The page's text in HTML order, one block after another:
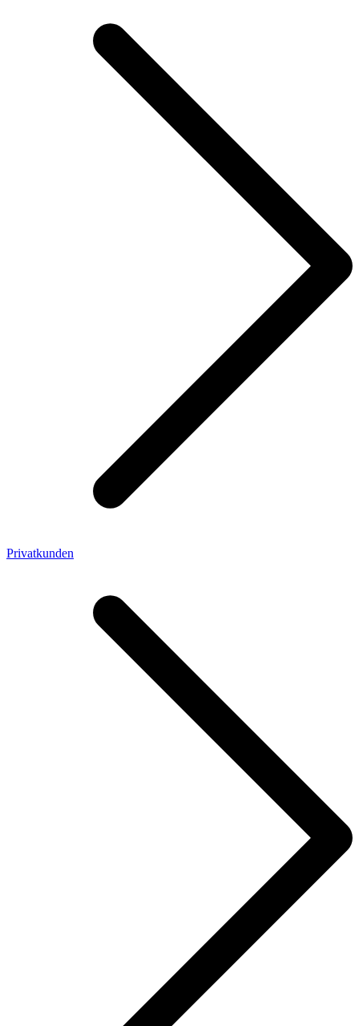
Privatkunden